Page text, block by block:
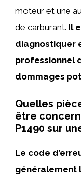
moteur et une
de carburant. Il
diagnostiquer
professionnel
dommages
Quelles
être
P1490 sur
Le code
généralement